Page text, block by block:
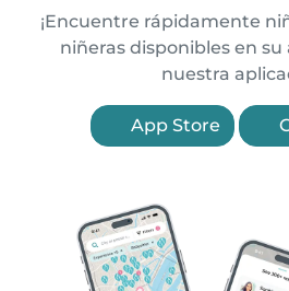
¡Encuentre rápidamente
niñeras disponibles en su
nuestra
App Store